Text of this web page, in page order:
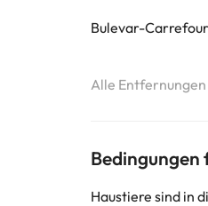
Bulevar-
Alle
Bedingungen
Haustiere sind in